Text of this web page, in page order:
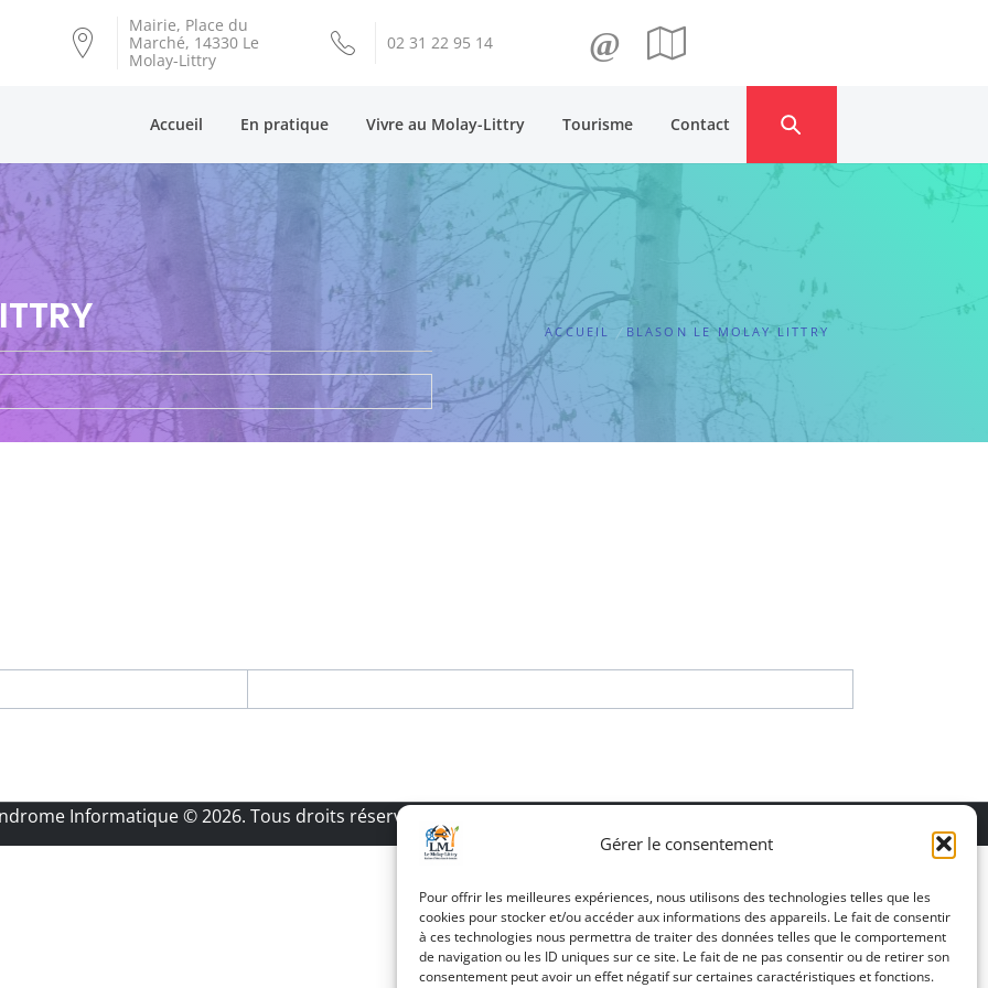
Gérer le consentement
Pour offrir les meilleures expériences, nous utilisons des technologies telles que les
cookies pour stocker et/ou accéder aux informations des appareils. Le fait de consentir
à ces technologies nous permettra de traiter des données telles que le comportement
de navigation ou les ID uniques sur ce site. Le fait de ne pas consentir ou de retirer son
consentement peut avoir un effet négatif sur certaines caractéristiques et fonctions.
Mairie, Place du
Marché, 14330 Le
Molay-Littry
02 31 22 95 14 @
Accueil En pratique Vivre au Molay-Littry Tourisme Contact
ACCUEIL BLASON LE MOLAY LITTRY
Informatique© 2026. Tous droits réservés.